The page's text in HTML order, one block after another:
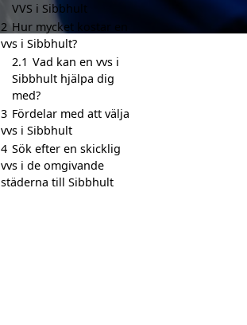
VVS i Sibbhult
2 Hur mycket kostar en
vvs i Sibbhult?
2.1 Vad kan en vvs i
Sibbhult hjälpa dig
med?
3 Fördelar med att välja
vvs i Sibbhult
4 Sök efter en skicklig
vvs i de omgivande
städerna till Sibbhult